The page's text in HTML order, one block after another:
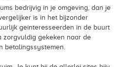
bedrijvig in je omgeving, dan je
is in het bijzonder
geinteresseerden in de buurt
zorgvuldig gekeken naar de
betalingssystemen.